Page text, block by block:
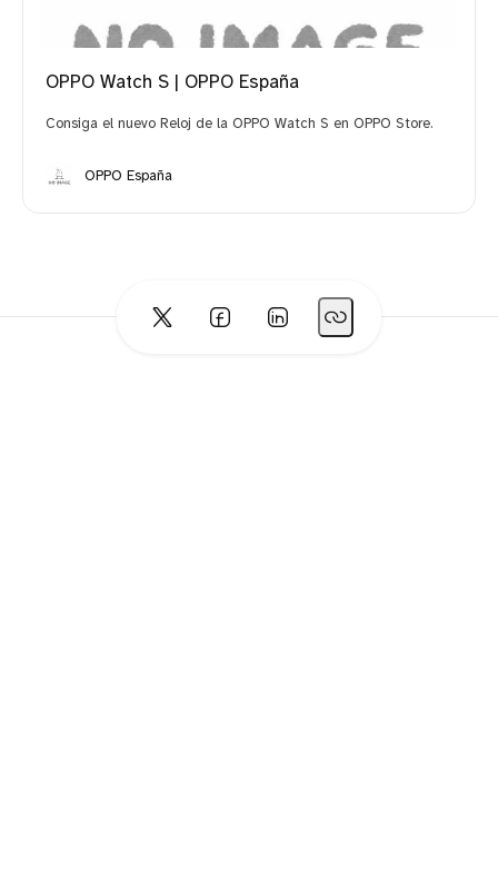
OPPO Watch S | OPPO España
Consiga el nuevo Reloj de la OPPO Watch S en OPPO Store.
OPPO España